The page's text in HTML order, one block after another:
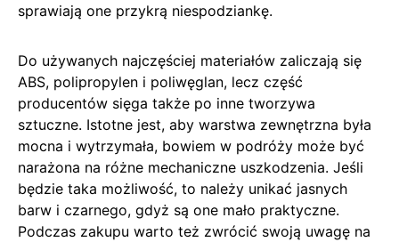
sprawiają one przykrą niespodziankę.
Do używanych najczęściej materiałów zaliczają się
ABS, polipropylen i poliwęglan, lecz część
producentów sięga także po inne tworzywa
sztuczne. Istotne jest, aby warstwa zewnętrzna była
mocna i wytrzymała, bowiem w podróży może być
narażona na różne mechaniczne uszkodzenia. Jeśli
będzie taka możliwość, to należy unikać jasnych
barw i czarnego, gdyż są one mało praktyczne.
Podczas zakupu warto też zwrócić swoją uwagę na